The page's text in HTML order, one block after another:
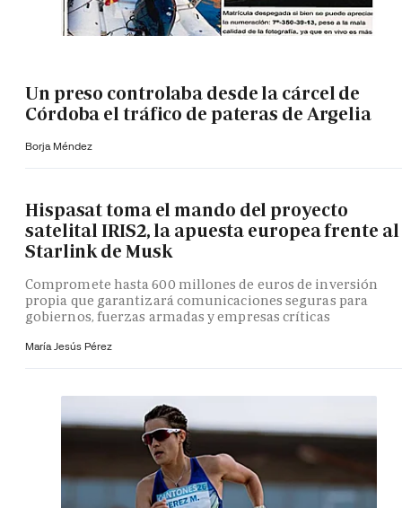
Un preso controlaba desde la cárcel de
Córdoba el tráfico de pateras de Argelia
Borja Méndez
Hispasat toma el mando del proyecto
satelital IRIS2, la apuesta europea frente al
Starlink de Musk
Compromete hasta 600 millones de euros de inversión
propia que garantizará comunicaciones seguras para
gobiernos, fuerzas armadas y empresas críticas
María Jesús Pérez